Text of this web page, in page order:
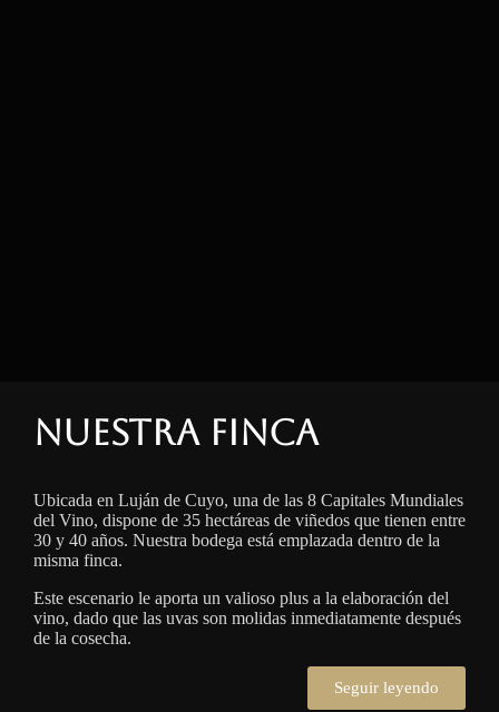
Nuestra finca
Ubicada en Luján de Cuyo, una de las 8 Capitales Mundiales
del Vino, dispone de 35 hectáreas de viñedos que tienen entre
30 y 40 años. Nuestra bodega está emplazada dentro de la
misma finca.
Este escenario le aporta un valioso plus a la elaboración del
vino, dado que las uvas son molidas inmediatamente después
de la cosecha.
Seguir leyendo